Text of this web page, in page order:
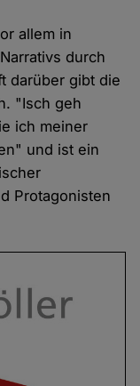
allem in
durch
darüber gibt die
"Isch geh
ich meiner
und ist ein
Protagonisten